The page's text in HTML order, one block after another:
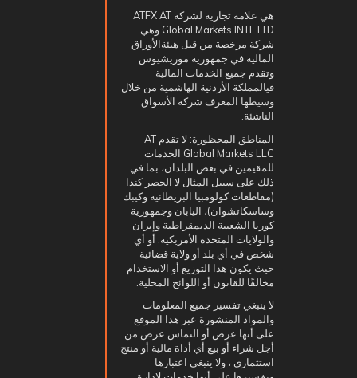
هي علامة تجارية لشركة ATFX AT
Global Markets INTL LTD وهي
شركة مرخصة من قبل هيئةالأوراق
المالية في جمهورية موريشيوس
وتقدم جميع الخدمات المالية
فيالمملكة الأردنية الهاشمية من خلال
وسيطها المعرف شركة الأسواق
الناشئة.
المناطق المحظورة: لا تقدم AT
Global Markets LLC الخدمات
للمقيمين في بعض البلدان، بما في
ذلك على سبيل المثال لا الحصر كندا
(مقاطعات كولومبيا البريطانية وكيبك
وساسكاتشوان)، اليابان وجمهورية
كوريا الشعبية الديمقراطية وإيران
والولايات المتحدة الأمريكية. أو أي
شخص في أي بلد أو ولاية قضائية
حيث يكون هذا التوزيع أو الاستخدام
مخالفًا للقانون أو اللوائح المحلية.
لا ينبغي تفسير جميع المعلومات
والمواد المنشورة عبر هذا الموقع
على أنها عرض أو التماس عرض من
أجل شراء أو بيع أي أداة مالية أو منتج
استثماري ، ولا ينبغي اعتبارها